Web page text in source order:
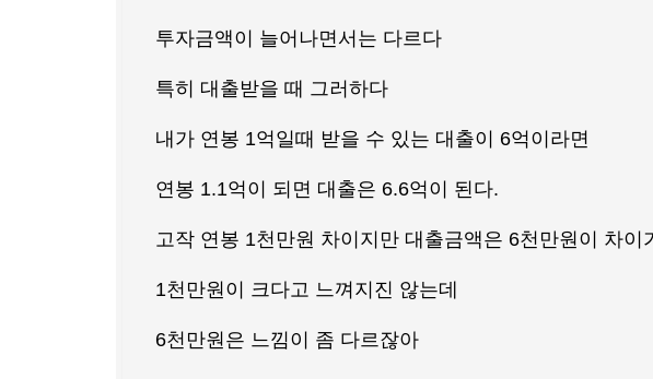
투자금액이 늘어나면서는 다르다
특히 대출받을 때 그러하다
내가 연봉 1억일때 받을 수 있는 대출이 6억이라면
연봉 1.1억이 되면 대출은 6.6억이 된다.
고작 연봉 1천만원 차이지만 대출금액은 6천만원이 차이
1천만원이 크다고 느껴지진 않는데
6천만원은 느낌이 좀 다르잖아